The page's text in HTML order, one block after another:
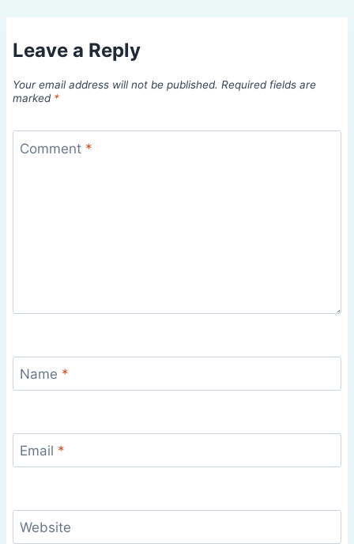
Leave a Reply
Your email address will not be published. Required fields are
marked *
Comment *
Name *
Email *
Website